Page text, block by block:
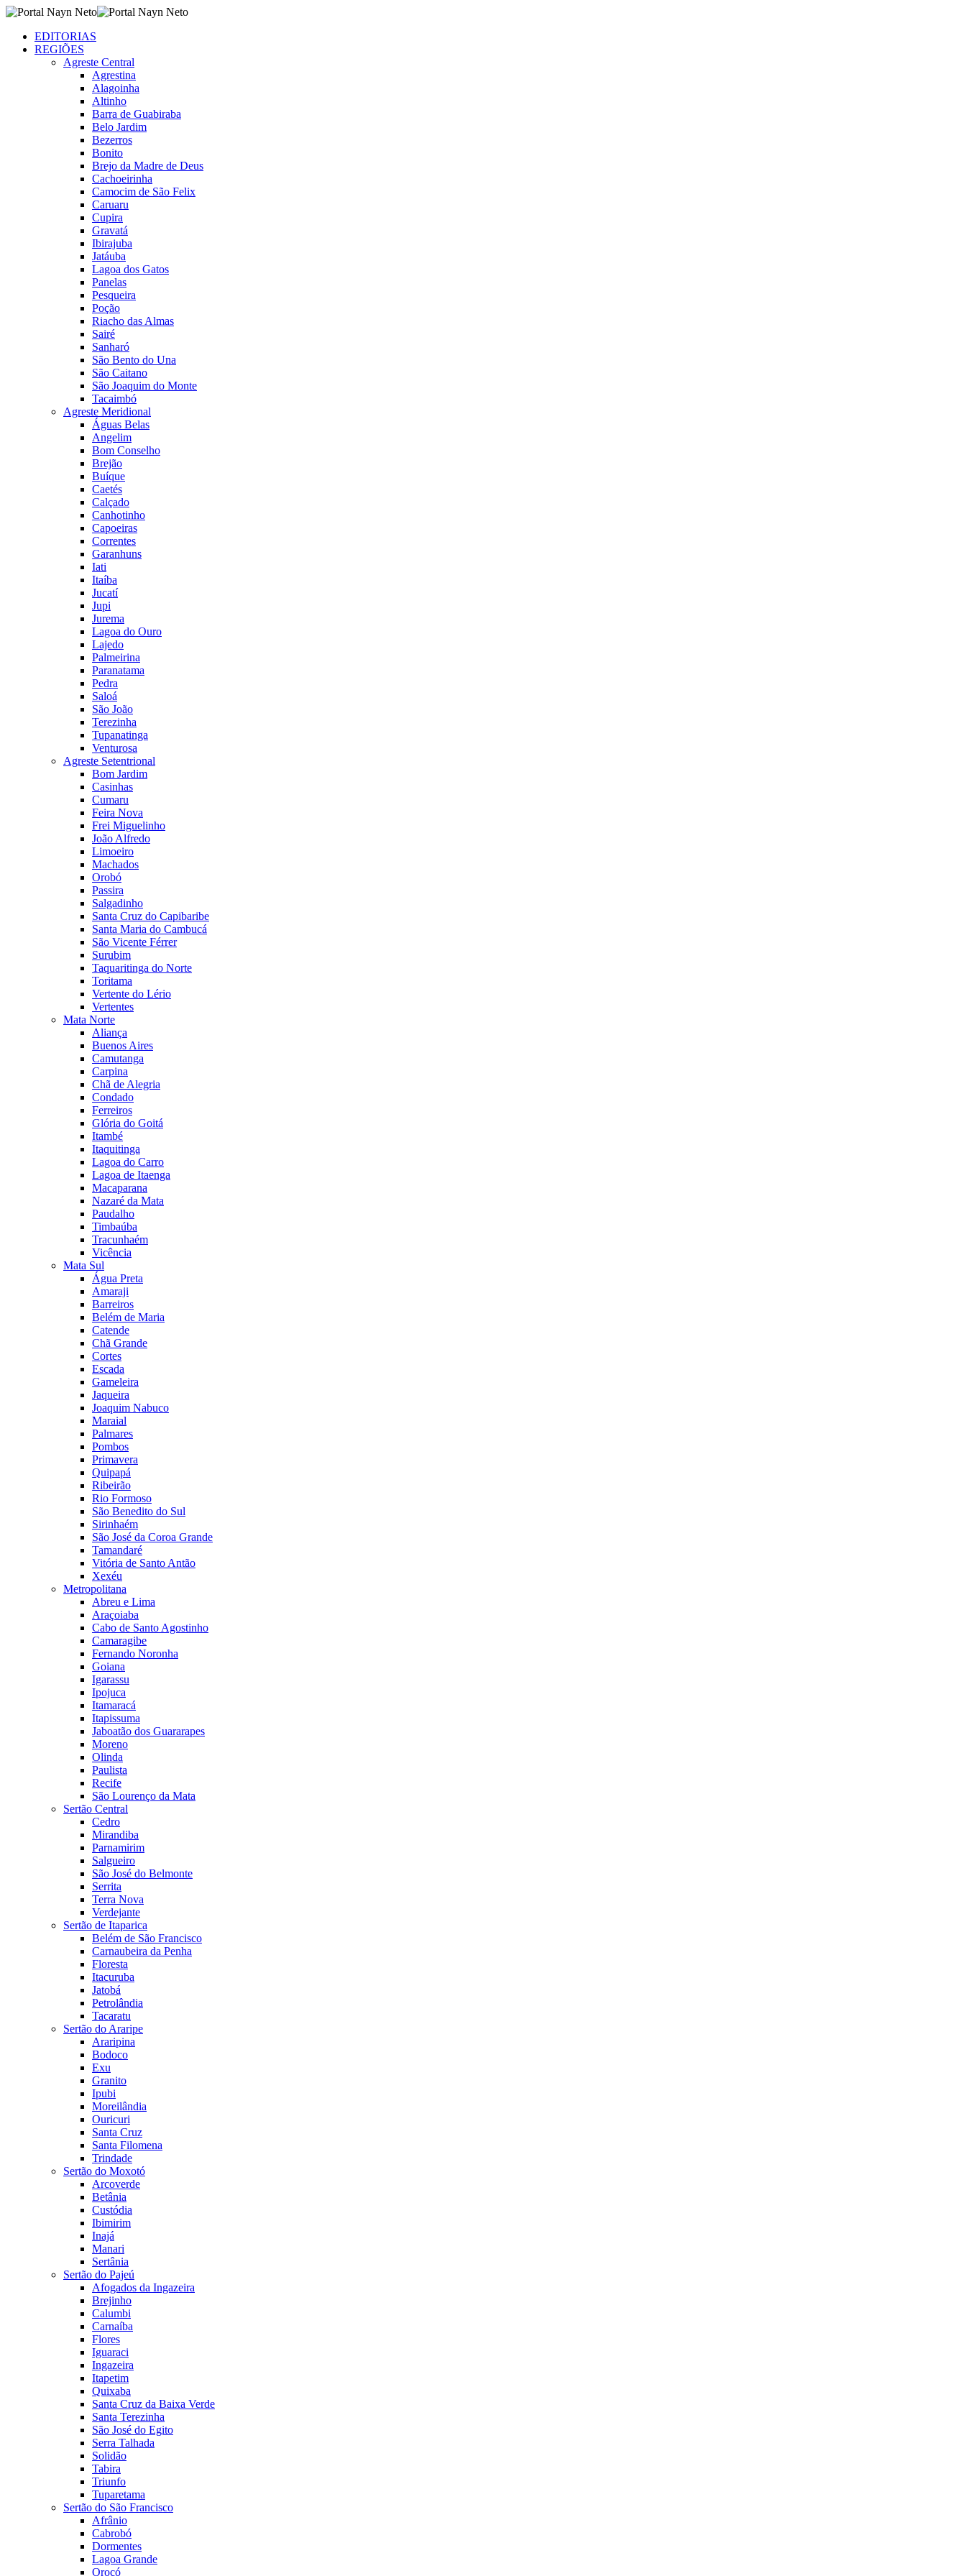
EDITORIAS
REGIÕES
Agreste Central
Agrestina
Alagoinha
Altinho
Barra de Guabiraba
Belo Jardim
Bezerros
Bonito
Brejo da Madre de Deus
Cachoeirinha
Camocim de São Felix
Caruaru
Cupira
Gravatá
Ibirajuba
Jatáuba
Lagoa dos Gatos
Panelas
Pesqueira
Poção
Riacho das Almas
Sairé
Sanharó
São Bento do Una
São Caitano
São Joaquim do Monte
Tacaimbó
Agreste Meridional
Águas Belas
Angelim
Bom Conselho
Brejão
Buíque
Caetés
Calçado
Canhotinho
Capoeiras
Correntes
Garanhuns
Iati
Itaíba
Jucatí
Jupi
Jurema
Lagoa do Ouro
Lajedo
Palmeirina
Paranatama
Pedra
Saloá
São João
Terezinha
Tupanatinga
Venturosa
Agreste Setentrional
Bom Jardim
Casinhas
Cumaru
Feira Nova
Frei Miguelinho
João Alfredo
Limoeiro
Machados
Orobó
Passira
Salgadinho
Santa Cruz do Capibaribe
Santa Maria do Cambucá
São Vicente Férrer
Surubim
Taquaritinga do Norte
Toritama
Vertente do Lério
Vertentes
Mata Norte
Aliança
Buenos Aires
Camutanga
Carpina
Chã de Alegria
Condado
Ferreiros
Glória do Goitá
Itambé
Itaquitinga
Lagoa do Carro
Lagoa de Itaenga
Macaparana
Nazaré da Mata
Paudalho
Timbaúba
Tracunhaém
Vicência
Mata Sul
Água Preta
Amaraji
Barreiros
Belém de Maria
Catende
Chã Grande
Cortes
Escada
Gameleira
Jaqueira
Joaquim Nabuco
Maraial
Palmares
Pombos
Primavera
Quipapá
Ribeirão
Rio Formoso
São Benedito do Sul
Sirinhaém
São José da Coroa Grande
Tamandaré
Vitória de Santo Antão
Xexéu
Metropolitana
Abreu e Lima
Araçoiaba
Cabo de Santo Agostinho
Camaragibe
Fernando Noronha
Goiana
Igarassu
Ipojuca
Itamaracá
Itapissuma
Jaboatão dos Guararapes
Moreno
Olinda
Paulista
Recife
São Lourenço da Mata
Sertão Central
Cedro
Mirandiba
Parnamirim
Salgueiro
São José do Belmonte
Serrita
Terra Nova
Verdejante
Sertão de Itaparica
Belém de São Francisco
Carnaubeira da Penha
Floresta
Itacuruba
Jatobá
Petrolândia
Tacaratu
Sertão do Araripe
Araripina
Bodoco
Exu
Granito
Ipubi
Moreilândia
Ouricuri
Santa Cruz
Santa Filomena
Trindade
Sertão do Moxotó
Arcoverde
Betânia
Custódia
Ibimirim
Inajá
Manari
Sertânia
Sertão do Pajeú
Afogados da Ingazeira
Brejinho
Calumbi
Carnaíba
Flores
Iguaraci
Ingazeira
Itapetim
Quixaba
Santa Cruz da Baixa Verde
Santa Terezinha
São José do Egito
Serra Talhada
Solidão
Tabira
Triunfo
Tuparetama
Sertão do São Francisco
Afrânio
Cabrobó
Dormentes
Lagoa Grande
Orocó